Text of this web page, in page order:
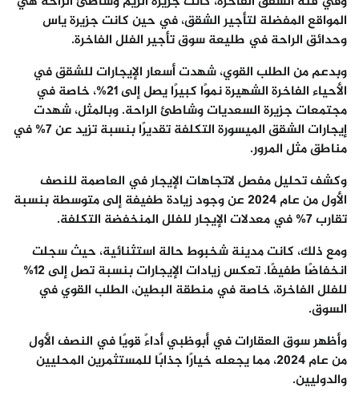
المواقع المفضلة لتأجير الشقق، في حين كانت جزيرة ياس
وحدائق الراحة في طليعة سوق تأجير الفلل الفاخرة.
وبدعم من الطلب القوي، شهدت أسعار الإيجارات للشقق في
الأحياء الفاخرة الشهيرة نموًا كبيرًا يصل إلى 21%، خاصة في
مجتمعات جزيرة السعديات وشاطئ الراحة. وبالمثل، شهدت
إيجارات الشقق الميسورة التكلفة تقديرًا بنسبة تزيد عن 7% في
مناطق مثل المرور.
وكشف تحليل مفصل لاتجاهات الإيجار في العاصمة للنصف
الأول من عام 2024 عن وجود زيادة طفيفة إلى متوسطة بنسبة
تقارب 7% في معدلات الإيجار للفلل المنخفضة التكلفة.
ومع ذلك، كانت مدينة شخبوط حالة استثنائية، حيث سجلت
انخفاضًا طفيفًا. تعكس
زيادات الإيجارات بنسبة تصل إلى 12%
للفلل الفاخرة، خاصة في منطقة البطين، الطلب القوي في
السوق.
وأظهر سوق العقارات فيأبوظبيأداءً قويًا في النصف الأول
من عام 2024، مما يجعله خيارًا جذابًا للمستثمرين المحليين
والدوليين.